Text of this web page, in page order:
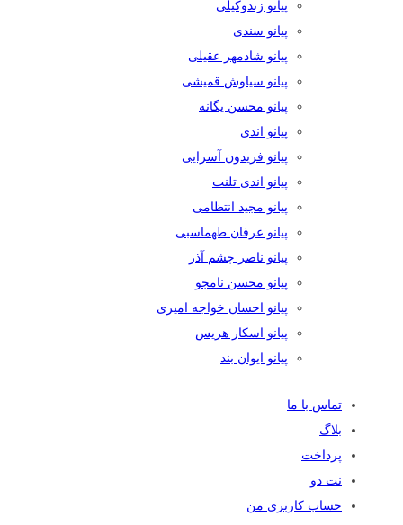
پیانو زندوکیلی
پیانو سندی
پیانو شادمهر عقیلی
پیانو سیاوش قمیشی
پیانو محسن یگانه
پیانو اندی
پیانو فریدون آسرایی
پیانو اندی تلنت
پیانو مجید انتظامی
پیانو عرفان طهماسبی
پیانو ناصر چشم آذر
پیانو محسن نامجو
پیانو احسان خواجه امیری
پیانو اسکار هریس
پیانو ایوان بند
تماس با ما
بلاگ
پرداخت
نت دو
حساب کاربری من